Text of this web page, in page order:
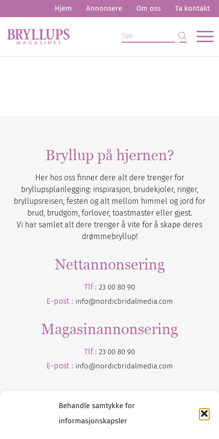
Behandle samtykke for
informasjonskapsler
Hjem Annonsere Om oss Ta kontakt
Bryllup på hjernen?
Her hos oss finner dere alt dere trenger for
bryllupsplanlegging: inspirasjon, brudekjoler, ringer,
bryllupsreisen, festen og alt mellom himmel og jord for
brud, brudgom, forlover, toastmaster eller gjest.
Vi har samlet alt dere trenger å vite for å skape deres
drømmebryllup!
Nettannonsering
Tlf : 23 00 80 90
E-post : info@nordicbridalmedia.com
Magasinannonsering
Tlf : 23 00 80 90
E-post : info@nordicbridalmedia.com